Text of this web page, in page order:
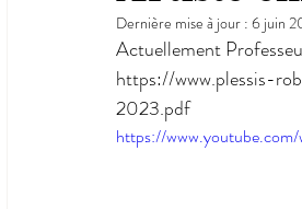
Dernière mise à jour : 6 juin
Actuellement
https://www.plessis-
2023.pdf
https://